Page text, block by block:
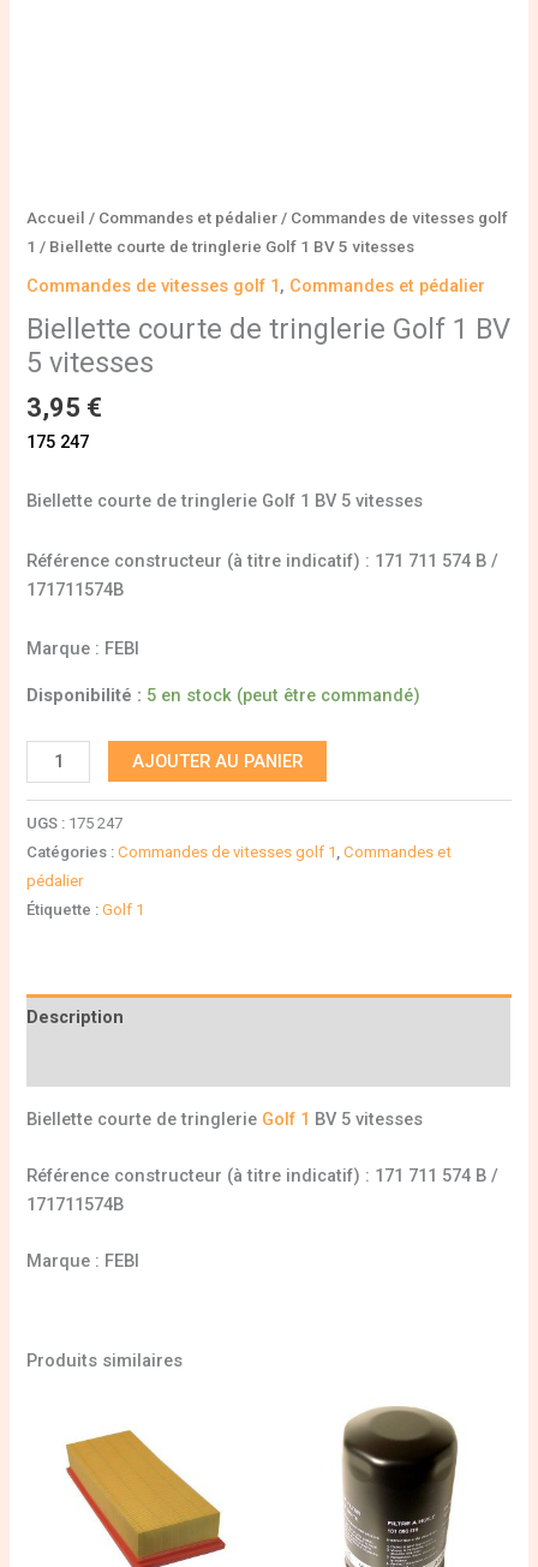
Accueil / Commandes et pédalier / Commandes de vitesses golf
1 / Biellette courte de tringlerie Golf 1 BV 5 vitesses
Commandes de vitesses golf 1, Commandes et pédalier
Biellette courte de tringlerie Golf 1 BV
5 vitesses
3,95 €
175 247
Biellette courte de tringlerie Golf 1 BV 5 vitesses
Référence constructeur (à titre indicatif) : 171 711 574 B /
171711574B
Marque : FEBI
Disponibilité : 5 en stock (peut être commandé)
AJOUTER AU PANIER
UGS : 175 247
Catégories :Commandes de vitesses golf 1 ,Commandes et
pédalier
Étiquette :Golf 1
Description
Biellette courte de tringlerie Golf 1 BV 5 vitesses
Référence constructeur (à titre indicatif) : 171 711 574 B /
171711574B
Marque : FEBI
Produits similaires